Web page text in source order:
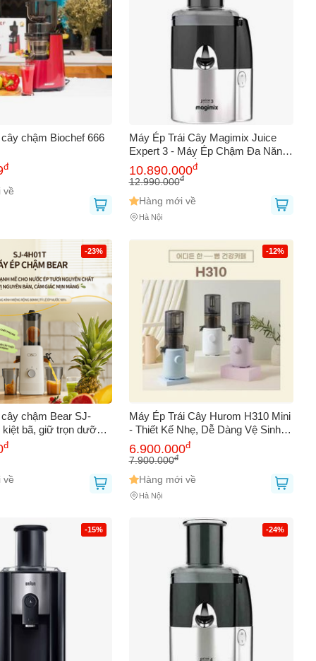
chậm Biochef 666
đ
về
Máy Ép Trái Cây Magimix Juice
Expert 3 - Máy Ép Chậm Đa Năng
400W, Nước Ép Mịn Giữ Dưỡng
Chất, Thiết Kế Từ Pháp
10.890.000đ
12.990.000đ
Hàng mới về
Hà Nội
-23%
chậm Bear SJ-
bã, giữ trọn dưỡng
nhỏ gọn, màu trắng
ép tươi ngon mỗi
đ
về
-12%
Máy Ép Trái Cây Hurom H310 Mini
- Thiết Kế Nhẹ, Dễ Dàng Vệ Sinh,
Màu Trắng/Tím/Lavender/Xanh -
Công Suất 100W, Tốc Độ 43
6.900.000đ
7.900.000đ
Hàng mới về
Hà Nội
-15% -24%